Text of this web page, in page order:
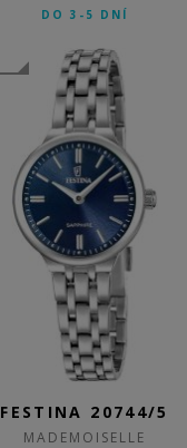
DO 3-5 DNÍ
FESTINA 20744/5
MADEMOISELLE